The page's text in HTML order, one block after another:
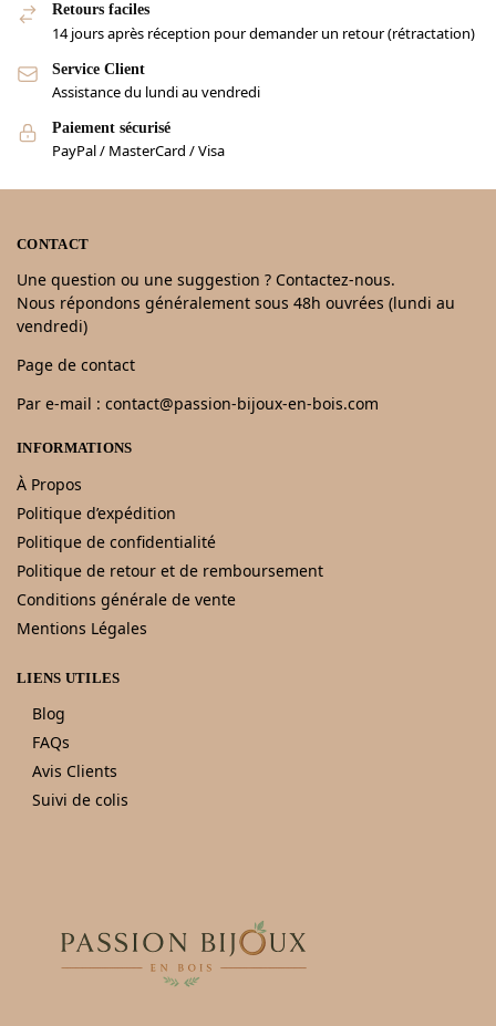
Retours faciles
14 jours après réception pour demander un retour (rétractation)
Service Client
Assistance du lundi au vendredi
Paiement sécurisé
PayPal / MasterCard / Visa
CONTACT
Une question ou une suggestion ? Contactez-nous.
Nous répondons généralement sous 48h ouvrées (lundi au
vendredi)
Page de contact
Par e-mail : contact@passion-bijoux-en-bois.com
INFORMATIONS
À Propos
Politique d’expédition
Politique de confidentialité
Politique de retour et de remboursement
Conditions générale de vente
Mentions Légales
LIENS UTILES
Blog
FAQs
Avis Clients
Suivi de colis